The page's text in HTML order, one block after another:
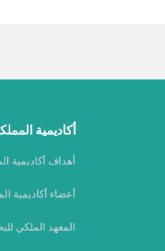
أكاديمية
أهداف أكاديمية
أعضاء أكاديمية
المعهد الملكي